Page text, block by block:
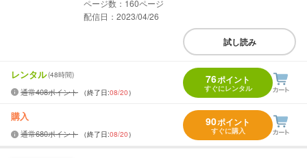
160
配信日：2023/04/26
試し読み
レンタル(48時間)
通常408ポイント （終了日:08/20）
76ポイント
すぐにレンタル
購入
通常680ポイント （終了日:08/20）
90ポイント
すぐに購入